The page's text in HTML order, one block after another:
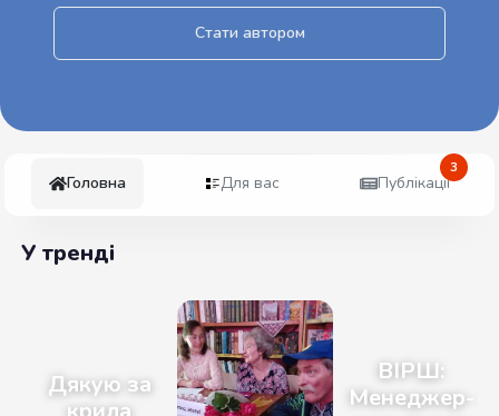
Стати автором
Головна Для вас Публікації
3
У тренді
Дякую за
ВІРШ:
Менеджер-